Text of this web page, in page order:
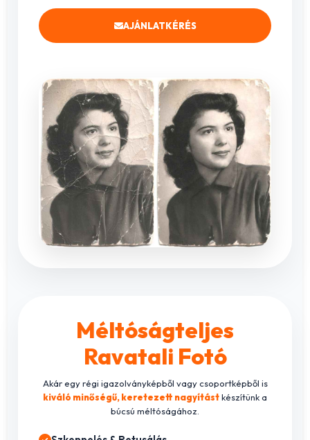
AJÁNLATKÉRÉS
Méltóságteljes
Ravatali Fotó
Akár egy régi igazolványképből vagy csoportképből is
kiváló minőségű, keretezett nagyítástkészítünk a
búcsú méltóságához.